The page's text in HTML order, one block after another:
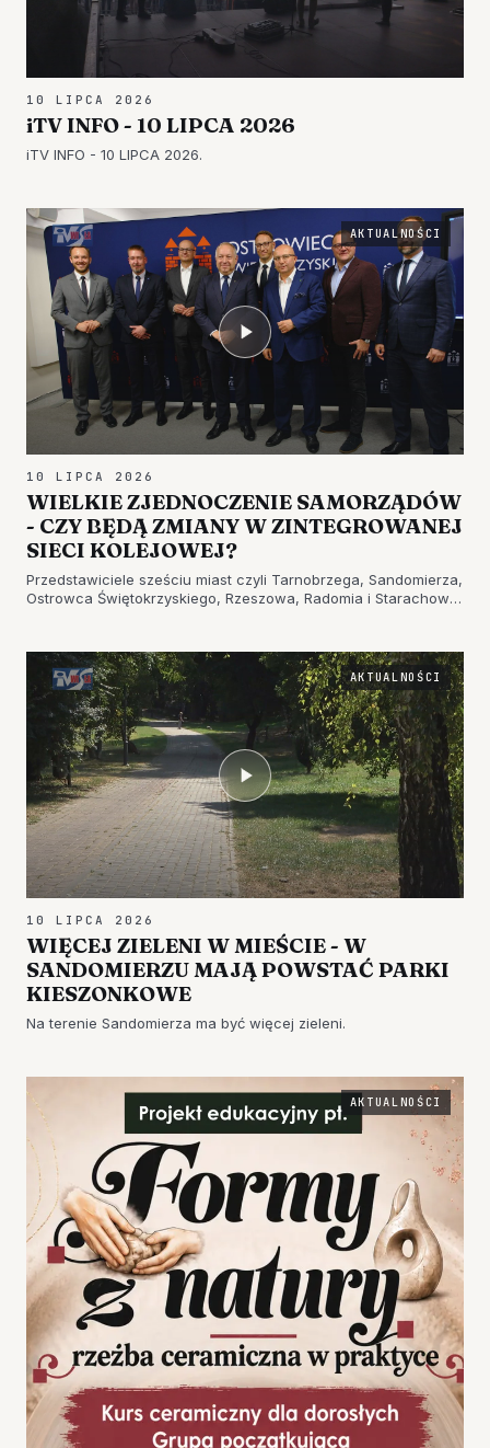
10 LIPCA 2026
iTV INFO - 10 LIPCA 2026
iTV INFO - 10 LIPCA 2026.
AKTUALNOŚCI
10 LIPCA 2026
WIELKIE ZJEDNOCZENIE SAMORZĄDÓW
- CZY BĘDĄ ZMIANY W ZINTEGROWANEJ
SIECI KOLEJOWEJ?
Przedstawiciele sześciu miast czyli Tarnobrzega, Sandomierza,
Ostrowca Świętokrzyskiego, Rzeszowa, Radomia i Starachowic
AKTUALNOŚCI
10 LIPCA 2026
WIĘCEJ ZIELENI W MIEŚCIE - W
SANDOMIERZU MAJĄ POWSTAĆ PARKI
KIESZONKOWE
Na terenie Sandomierza ma być więcej zieleni.
AKTUALNOŚCI